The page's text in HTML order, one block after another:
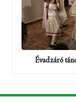
Évadzáró